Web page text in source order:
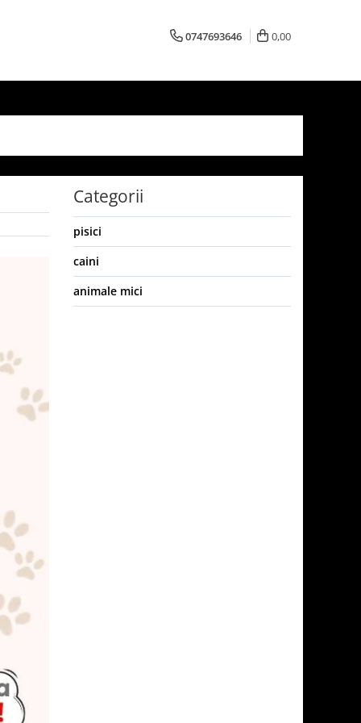
0747693646 0,00
Categorii
pisici
caini
animale mici